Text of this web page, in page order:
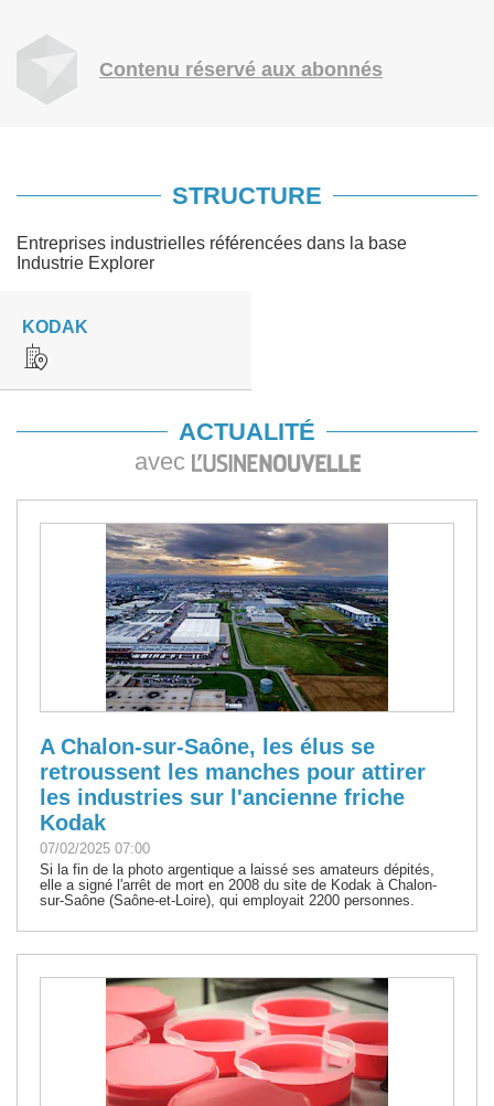
Contenu réservé aux abonnés
STRUCTURE
Entreprises industrielles référencées dans la base
Industrie Explorer
KODAK
ACTUALITÉ
avec
A Chalon-sur-Saône, les élus se
retroussent les manches pour attirer
les industries sur l'ancienne friche
Kodak
07/02/2025 07:00
Si la fin de la photo argentique a laissé ses amateurs dépités,
elle a signé l'arrêt de mort en 2008 du site de Kodak à Chalon-
sur-Saône (Saône-et-Loire), qui employait 2200 personnes.